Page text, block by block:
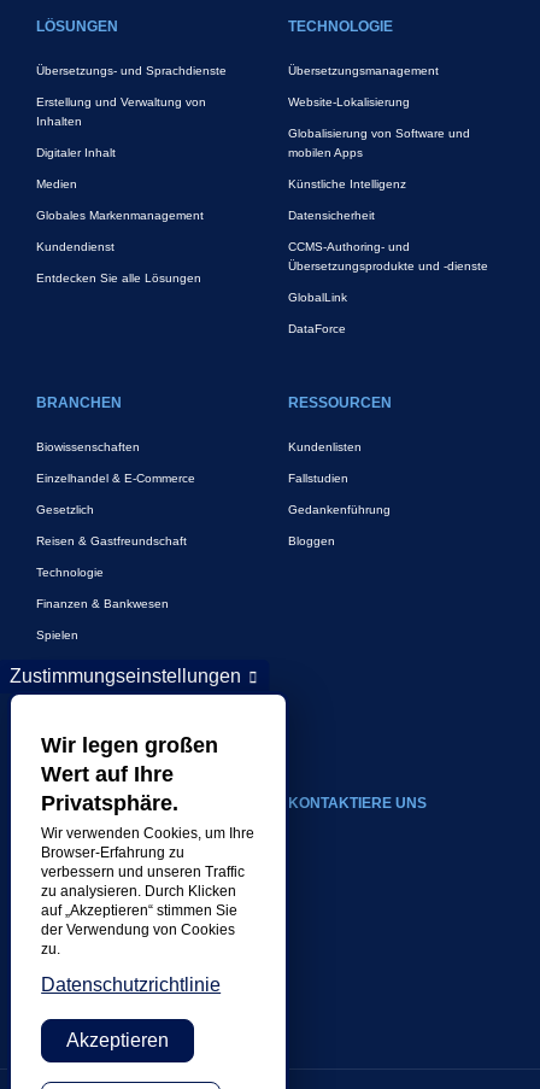
LÖSUNGEN
Übersetzungs- und Sprachdienste
Erstellung und Verwaltung von
Inhalten
Digitaler Inhalt
Medien
Globales Markenmanagement
Kundendienst
Entdecken Sie alle Lösungen
TECHNOLOGIE
Übersetzungsmanagement
Website-Lokalisierung
Globalisierung von Software und
mobilen Apps
Künstliche Intelligenz
Datensicherheit
CCMS-Authoring- und
Übersetzungsprodukte und -dienste
GlobalLink
DataForce
BRANCHEN
Biowissenschaften
Einzelhandel & E-Commerce
Gesetzlich
Reisen & Gastfreundschaft
Technologie
Finanzen & Bankwesen
Spielen
Unterhaltung
Digitales Marketing und Werbung
RESSOURCEN
Kundenlisten
Fallstudien
Gedankenführung
Bloggen
UM
Unser Unternehmen
Führung
Geschichte
KONTAKTIERE UNS
Zustimmungseinstellungen
Wir legen großen
Wert auf Ihre
Privatsphäre.
Wir verwenden Cookies, um Ihre
Browser-Erfahrung zu
verbessern und unseren Traffic
zu analysieren. Durch Klicken
auf „Akzeptieren“ stimmen Sie
der Verwendung von Cookies
zu.
Datenschutzrichtlinie
Akzeptieren